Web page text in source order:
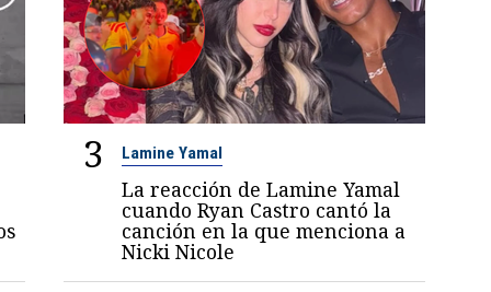
3 Lamine Yamal
La reacción de Lamine Yamal
cuando Ryan Castro cantó la
canción en la que menciona a
Nicki Nicole